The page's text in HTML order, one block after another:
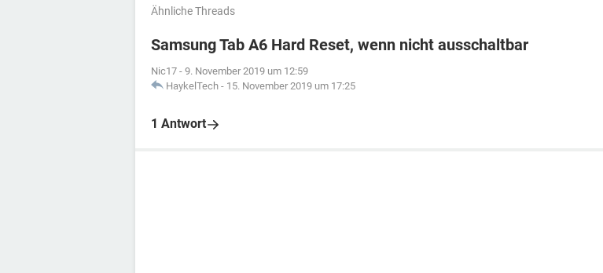
Ähnliche Threads
Samsung Tab A6 Hard Reset, wenn nicht ausschaltbar
Nic17 - 9. November 2019 um 12:59
HaykelTech - 15. November 2019 um 17:25
1 Antwort